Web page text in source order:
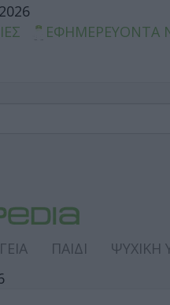
ΕΦΗΜΕΡΕΥΟΝΤΑ
ΠΑΙΔΙ ΨΥΧΙΚΗ